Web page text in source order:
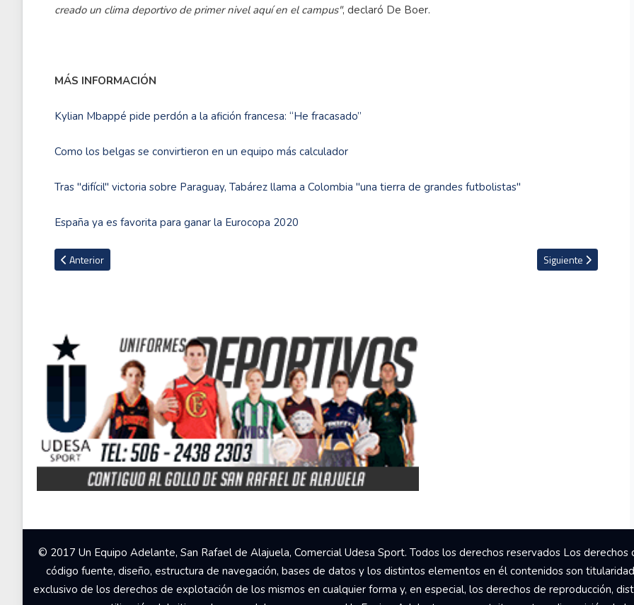
creado un clima deportivo de primer nivel aquí en el campus", declaró De Boer.
MÁS INFORMACIÓN
Kylian Mbappé pide perdón a la afición francesa: “He fracasado”
Como los belgas se convirtieron en un equipo más calculador
Tras ''difícil'' victoria sobre Paraguay, Tabárez llama a Colombia "una tierra de grandes futbolistas"
España ya es favorita para ganar la Eurocopa 2020
Artículo anterior: Hacienda exige al Real Madrid que embargue el sueldo de Carlo Ancelotti
Anterior Artículo siguiente:
Siguiente
© 2017 Un Equipo Adelante, San Rafael de Alajuela, Comercial Udesa Sport. Todos los derechos reservados Los
código fuente, diseño, estructura de navegación, bases de datos y los distintos elementos en él contenidos son
exclusivo de los derechos de explotación de los mismos en cualquier forma y, en especial, los derechos de reproducción,